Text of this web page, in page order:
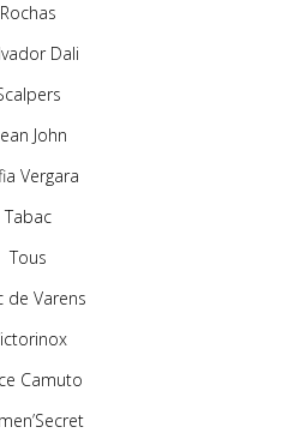
Rochas
Dali
John
Vergara
Tabac
Tous
de Varens
Camuto